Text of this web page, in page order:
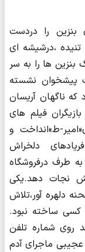
بنزین را دردست
،درشیشه ای
بنزین ها را به سر
پیشخوان نشسته
ناگهان آریسان
فیلم های
ط»انداخت و
دلخراش
و به طرف درفروشگاه
نجات دهد.یکی
دلهره آور،تلاش
کسی ساخته نبود.
روی شماره تلفن
عجیبی ماجرای آدم